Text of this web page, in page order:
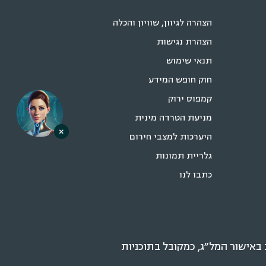
הצהרה לגיוון, שוויון והכלה
הצהרת נגישות
תנאי שימוש
חוק חופש המידע
קמפוס ירוק
מניעת הטרדה מינית
היערכות למצבי חירום
גלריית תמונות
כתבו לנו
המל״ג, כמקובל בתוכניות
×